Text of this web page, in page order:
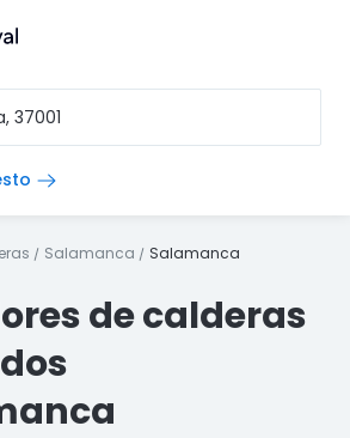
Salamanca Salamanca
de calderas